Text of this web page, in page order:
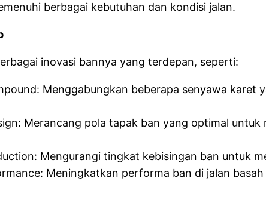
berbagai kebutuhan dan kondisi jalan.
inovasi bannya yang terdepan, seperti:
Menggabungkan beberapa senyawa
Merancang pola tapak ban yang optimal
Mengurangi tingkat kebisingan ban untuk
Meningkatkan performa ban di jalan